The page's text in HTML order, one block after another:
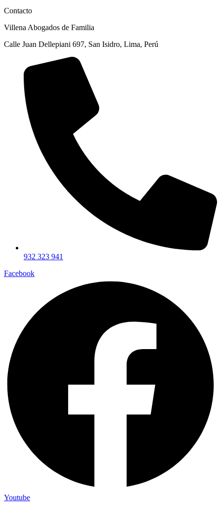
Contacto
Villena Abogados de Familia
Calle Juan Dellepiani 697, San Isidro, Lima, Perú
932 323 941
Facebook
Youtube